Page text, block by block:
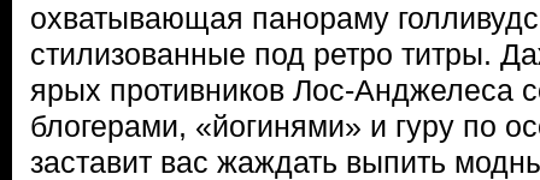
охватывающая панораму
стилизованные под ретро титры.
ярых противников Лос-Анджелеса
блогерами, «йогинями» и гуру по
заставит вас жаждать выпить